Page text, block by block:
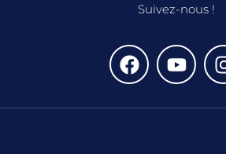
Suivez-nous !